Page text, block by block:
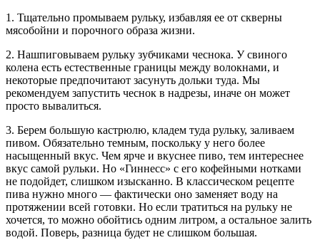
1. Тщательно промываем рульку, избавляя ее от скверны
мясобойни и порочного образа жизни.
2. Нашпиговываем рульку зубчиками чеснока. У свиного
колена есть естественные границы между волокнами, и
некоторые предпочитают засунуть дольки туда. Мы
рекомендуем запустить чеснок в надрезы, иначе он может
просто вывалиться.
3. Берем большую кастрюлю, кладем туда рульку, заливаем
пивом. Обязательно темным, поскольку у него более
насыщенный вкус. Чем ярче и вкуснее пиво, тем интереснее
вкус самой рульки. Но «Гиннесс» с его кофейными нотками
не подойдет, слишком изысканно. В классическом рецепте
пива нужно много — фактически оно заменяет воду на
протяжении всей готовки. Но если тратиться на рульку не
хочется, то можно обойтись одним литром, а остальное залить
водой. Поверь, разница будет не слишком большая.